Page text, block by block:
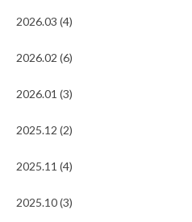
2026.03 (4)
2026.02 (6)
2026.01 (3)
2025.12 (2)
2025.11 (4)
2025.10 (3)